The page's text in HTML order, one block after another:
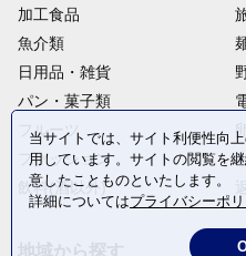
加工食品
魚介類
日用品・雑貨
パン・菓子類
フルーツ
ファッション
飲料(酒以外)
当サイトでは、サイト利便性向
用しています。サイトの閲覧を
意したことものといたします。
詳細についてはプライバシーポ